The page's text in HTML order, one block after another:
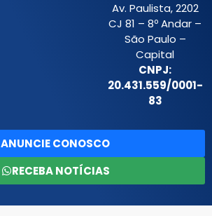
Av. Paulista, 2202
CJ 81 – 8º Andar –
São Paulo –
Capital
CNPJ:
20.431.559/0001-
83
ANUNCIE CONOSCO
RECEBA NOTÍCIAS